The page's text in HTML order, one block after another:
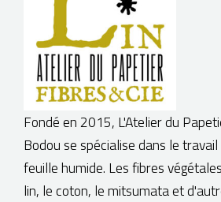
Fondé en 2015, L'Atelier du
Bodou se spécialise dans le
feuille humide. Les fibres
lin, le coton, le mitsumata et